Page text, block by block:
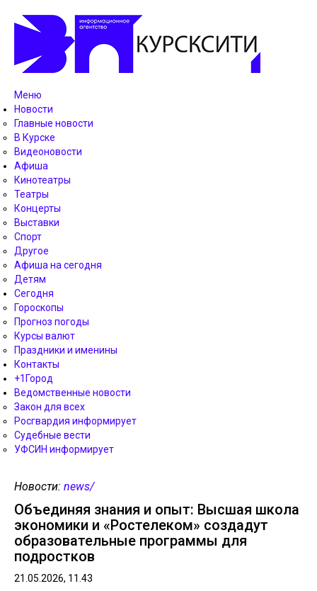
Меню
Новости
Главные новости
В Курске
Видеоновости
Афиша
Кинотеатры
Театры
Концерты
Выставки
Спорт
Другое
Афиша на сегодня
Детям
Сегодня
Гороскопы
Прогноз погоды
Курсы валют
Праздники и именины
Контакты
+1Город
Ведомственные новости
Закон для всех
Росгвардия информирует
Судебные вести
УФСИН информирует
Новости: news/
Объединяя знания и опыт: Высшая школа
экономики и «Ростелеком» создадут
образовательные программы для
подростков
21.05.2026, 11.43